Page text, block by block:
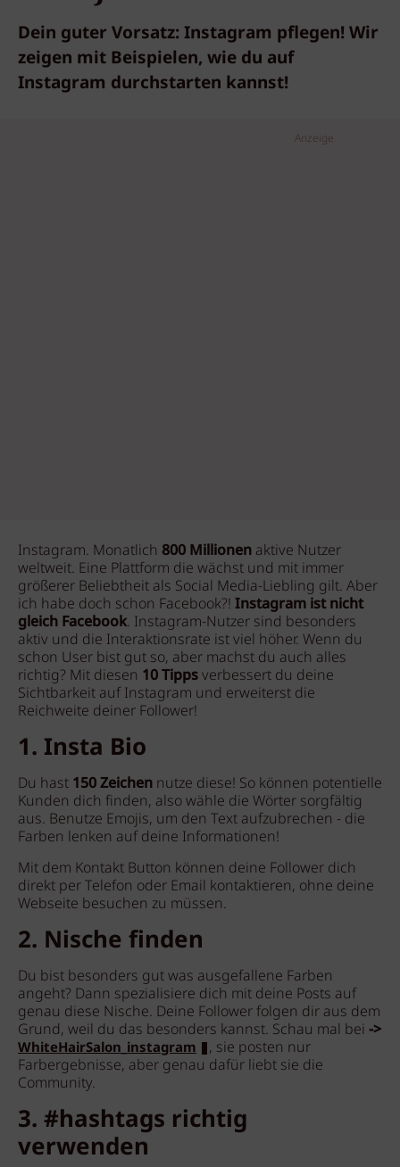
Dein guter Vorsatz: Instagram pflegen! Wir
zeigen mit Beispielen, wie du auf
Instagram durchstarten kannst!
Anzeige
Instagram. Monatlich 800 Millionen aktive Nutzer
weltweit. Eine Plattform die wächst und mit immer
größerer Beliebtheit als Social Media-Liebling gilt. Aber
ich habe doch schon Facebook?! Instagram ist nicht
gleich Facebook. Instagram-Nutzer sind besonders
aktiv und die Interaktionsrate ist viel höher. Wenn du
schon User bist gut so, aber machst du auch alles
richtig? Mit diesen 10 Tippsverbessert du deine
Sichtbarkeit auf Instagram und erweiterst die
Reichweite deiner Follower!
1. Insta Bio
Du hast 150 Zeichen nutze diese! So können potentielle
Kunden dich finden, also wähle die Wörter sorgfältig
aus. Benutze Emojis, um den Text aufzubrechen - die
Farben lenken auf deine Informationen!
Mit dem Kontakt Button können deine Follower dich
direkt per Telefon oder Email kontaktieren, ohne deine
Webseite besuchen zu müssen.
2. Nische finden
Du bist besonders gut was ausgefallene Farben
angeht? Dann spezialisiere dich mit deine Posts auf
genau diese Nische. Deine Follower folgen dir aus dem
Grund, weil du das besonders kannst. Schau mal bei ->
WhiteHairSalon_instagram
, sie posten nur
Farbergebnisse, aber genau dafür liebt sie die
Community.
3. #hashtags richtig
verwenden